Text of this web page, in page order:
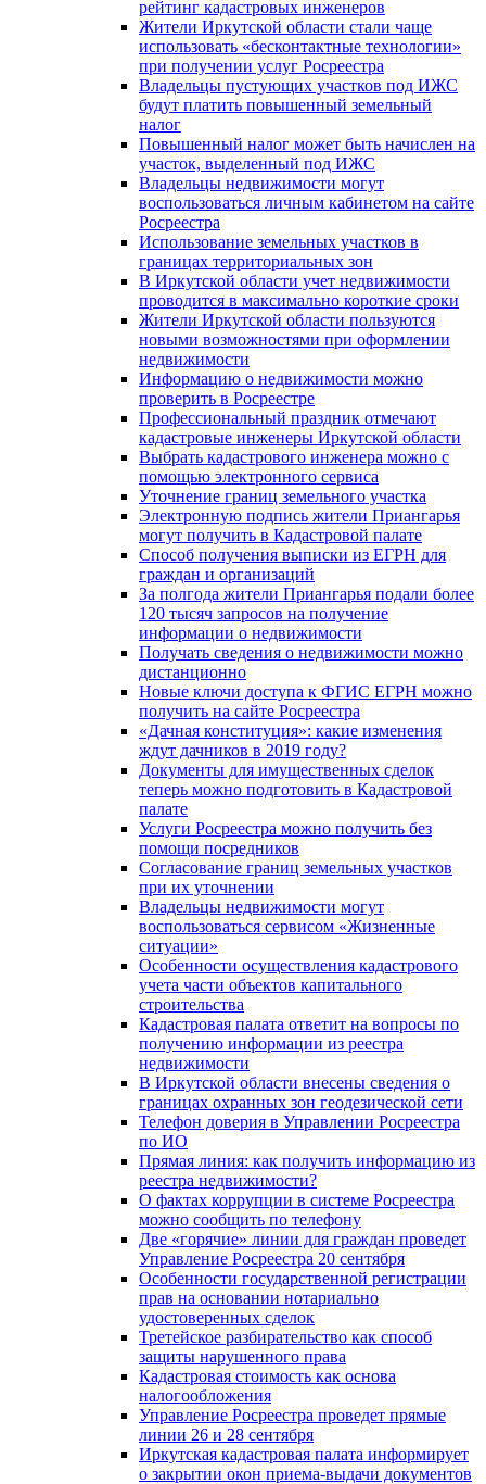
рейтинг кадастровых инженеров
Жители Иркутской области стали чаще
использовать «бесконтактные технологии»
при получении услуг Росреестра
Владельцы пустующих участков под ИЖС
будут платить повышенный земельный
налог
Повышенный налог может быть начислен на
участок, выделенный под ИЖС
Владельцы недвижимости могут
воспользоваться личным кабинетом на сайте
Росреестра
Использование земельных участков в
границах территориальных зон
В Иркутской области учет недвижимости
проводится в максимально короткие сроки
Жители Иркутской области пользуются
новыми возможностями при оформлении
недвижимости
Информацию о недвижимости можно
проверить в Росреестре
Профессиональный праздник отмечают
кадастровые инженеры Иркутской области
Выбрать кадастрового инженера можно с
помощью электронного сервиса
Уточнение границ земельного участка
Электронную подпись жители Приангарья
могут получить в Кадастровой палате
Способ получения выписки из ЕГРН для
граждан и организаций
За полгода жители Приангарья подали более
120 тысяч запросов на получение
информации о недвижимости
Получать сведения о недвижимости можно
дистанционно
Новые ключи доступа к ФГИС ЕГРН можно
получить на сайте Росреестра
«Дачная конституция»: какие изменения
ждут дачников в 2019 году?
Документы для имущественных сделок
теперь можно подготовить в Кадастровой
палате
Услуги Росреестра можно получить без
помощи посредников
Согласование границ земельных участков
при их уточнении
Владельцы недвижимости могут
воспользоваться сервисом «Жизненные
ситуации»
Особенности осуществления кадастрового
учета части объектов капитального
строительства
Кадастровая палата ответит на вопросы по
получению информации из реестра
недвижимости
В Иркутской области внесены сведения о
границах охранных зон геодезической сети
Телефон доверия в Управлении Росреестра
по ИО
Прямая линия: как получить информацию из
реестра недвижимости?
О фактах коррупции в системе Росреестра
можно сообщить по телефону
Две «горячие» линии для граждан проведет
Управление Росреестра 20 сентября
Особенности государственной регистрации
прав на основании нотариально
удостоверенных сделок
Третейское разбирательство как способ
защиты нарушенного права
Кадастровая стоимость как основа
налогообложения
Управление Росреестра проведет прямые
линии 26 и 28 сентября
Иркутская кадастровая палата информирует
о закрытии окон приема-выдачи документов